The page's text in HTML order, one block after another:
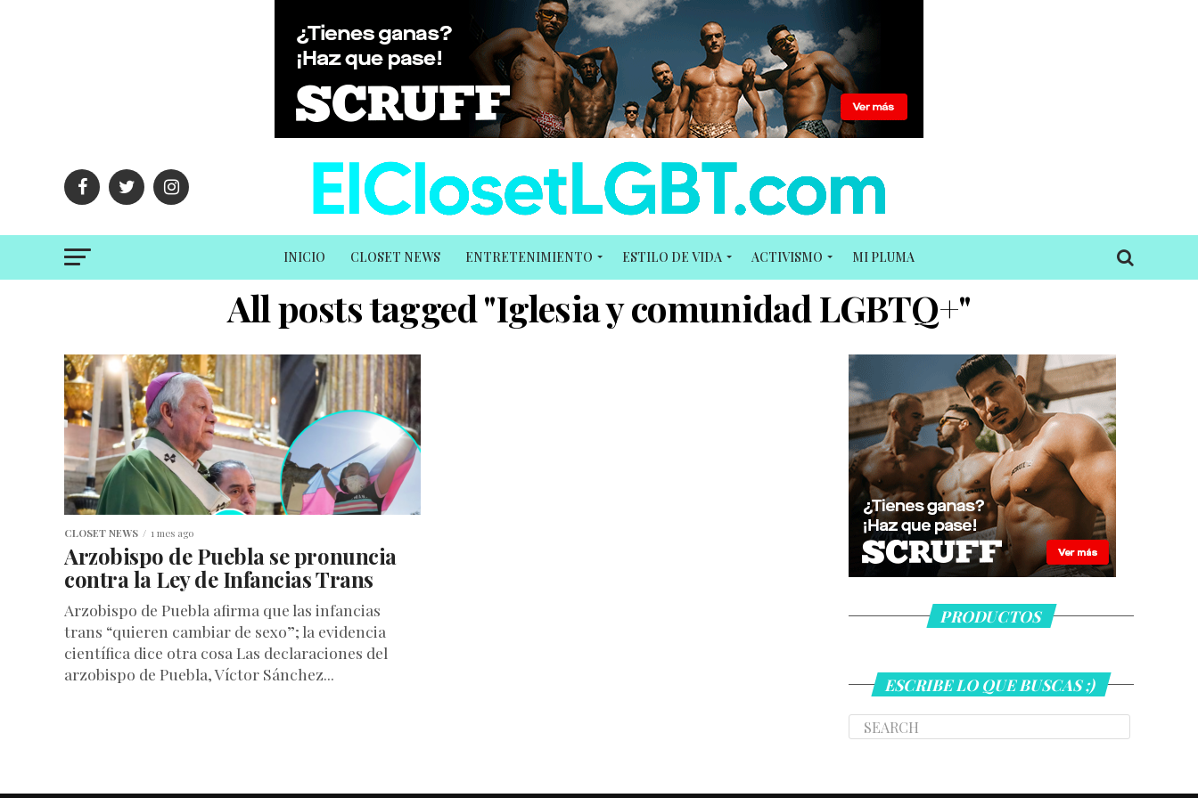
INICIO CLOSET NEWS ENTRETENIMIENTO ESTILO DE VIDA ACTIVISMO MI PLUMA
All posts tagged "Iglesia y comunidad LGBTQ+"
CLOSET NEWS 1 mes ago
Arzobispo de Puebla se pronuncia
contra la Ley de Infancias Trans
Arzobispo de Puebla afirma que las infancias
trans “quieren cambiar de sexo”; la evidencia
científica dice otra cosa Las declaraciones del
arzobispo de Puebla, Víctor Sánchez...
PRODUCTOS
ESCRIBE LO QUE BUSCAS ;)